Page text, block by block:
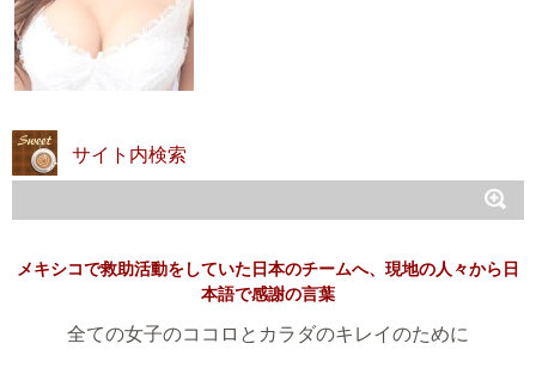
サイト内検索
メキシコで救助活動をしていた日本のチームへ、現地の人々から日
本語で感謝の言葉
全ての女子のココロとカラダのキレイのために